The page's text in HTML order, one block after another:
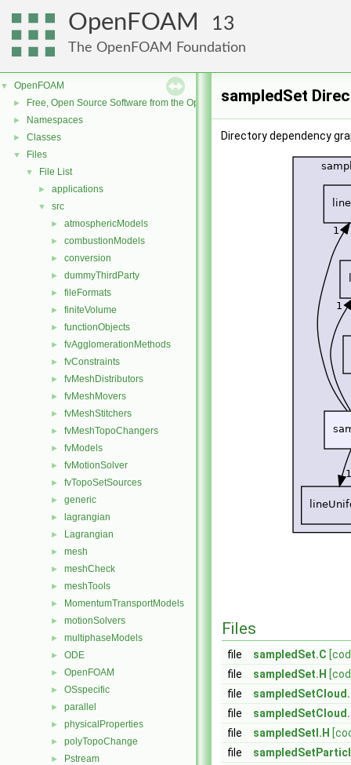
OpenFOAM 13
The OpenFOAM Foundation
▼ OpenFOAM
► Free, Open Source Software from the OpenFOAM Foundation
► Namespaces
► Classes
▼ Files
▼ File List
► applications
▼ src
► atmosphericModels
► combustionModels
► conversion
► dummyThirdParty
► fileFormats
► finiteVolume
► functionObjects
► fvAgglomerationMethods
► fvConstraints
► fvMeshDistributors
► fvMeshMovers
► fvMeshStitchers
► fvMeshTopoChangers
► fvModels
► fvMotionSolver
► fvTopoSetSources
► generic
► lagrangian
► Lagrangian
► mesh
► meshCheck
► meshTools
► MomentumTransportModels
► motionSolvers
► multiphaseModels
► ODE
► OpenFOAM
► OSspecific
► parallel
► physicalProperties
► polyTopoChange
► Pstream
sampledSet
Directory dependency
Files
file sampledSet.C
file
sampledSet.H
file
file
file
sampledSetI.H
file